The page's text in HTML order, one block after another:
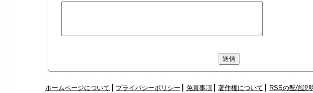
ホームページについて プライバシーポリシー 免責事項 著作権について RSSの配信説